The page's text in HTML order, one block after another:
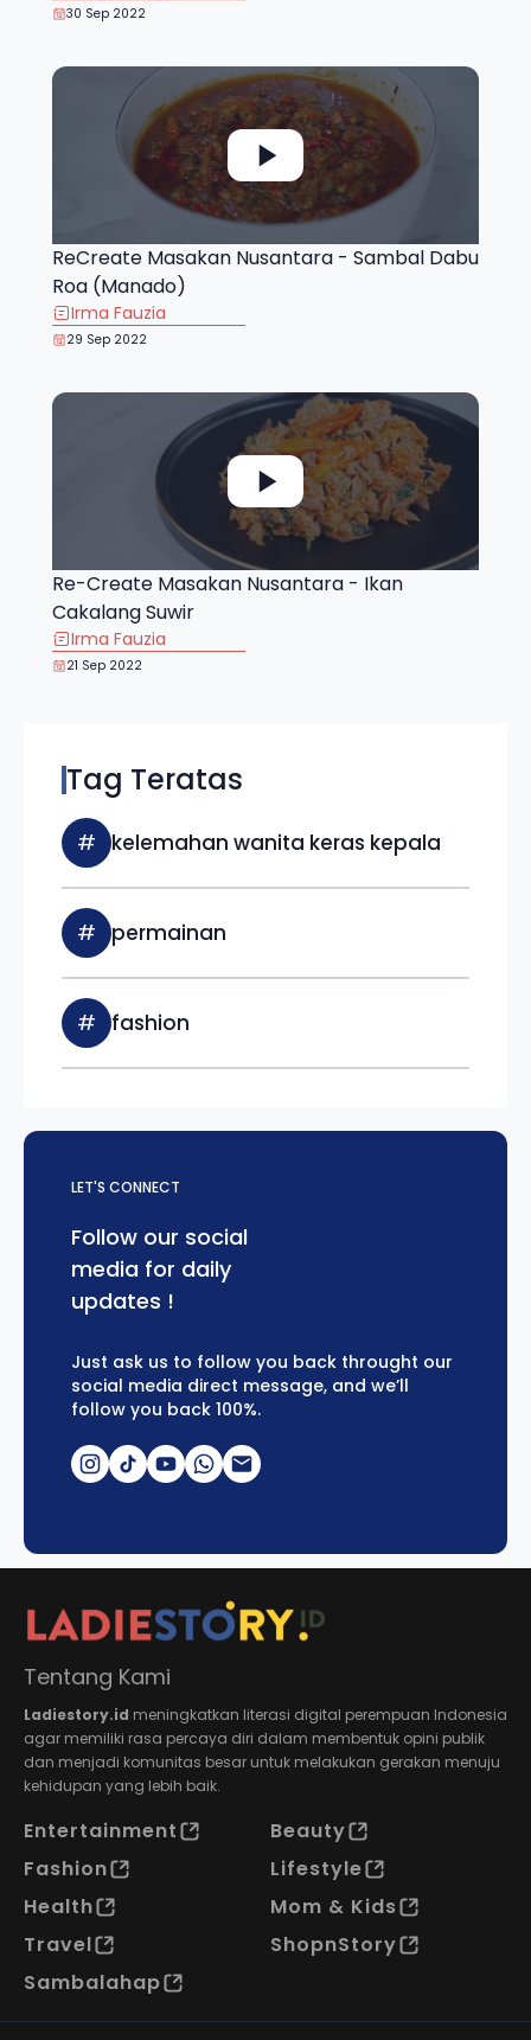
30 Sep 2022
ReCreate Masakan Nusantara - Sambal Dabu
Roa (Manado)
Irma Fauzia
29 Sep 2022
Re-Create Masakan Nusantara - Ikan
Cakalang Suwir
Irma Fauzia
21 Sep 2022
Tag Teratas
# kelemahan wanita keras kepala
# permainan
# fashion
LET'S CONNECT
Follow our social
media for daily
updates !
Just ask us to follow you back throught our
social media direct message, and we’ll
follow you back 100%.
Tentang Kami
Ladiestory.id meningkatkan literasi digital perempuan Indonesia
agar memiliki rasa percaya diri dalam membentuk opini publik
dan menjadi komunitas besar untuk melakukan gerakan menuju
kehidupan yang lebih baik.
Entertainment
Beauty
Fashion
Lifestyle
Health
Mom & Kids
Travel
ShopnStory
Sambalahap